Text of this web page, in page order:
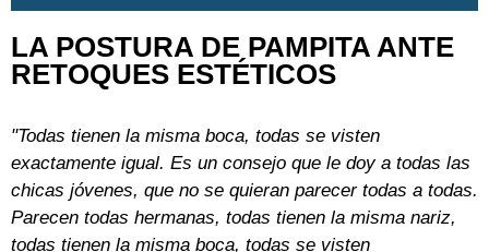
LA POSTURA DE PAMPITA ANTE
RETOQUES ESTÉTICOS
"Todas tienen la misma boca, todas se visten
exactamente igual. Es un consejo que le doy a todas las
chicas jóvenes, que no se quieran parecer todas a todas.
Parecen todas hermanas, todas tienen la misma nariz,
todas tienen la misma boca, todas se visten